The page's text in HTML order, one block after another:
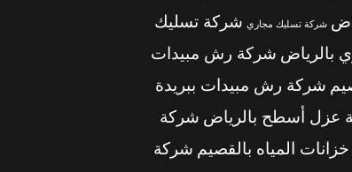
شركة تسليك مجاري شركة تسليك
بالرياض شركة رش مبيدات
شركة رش مبيدات ببريدة
عزل أسطح بالرياض شركة
المياه بالقصيم شركة